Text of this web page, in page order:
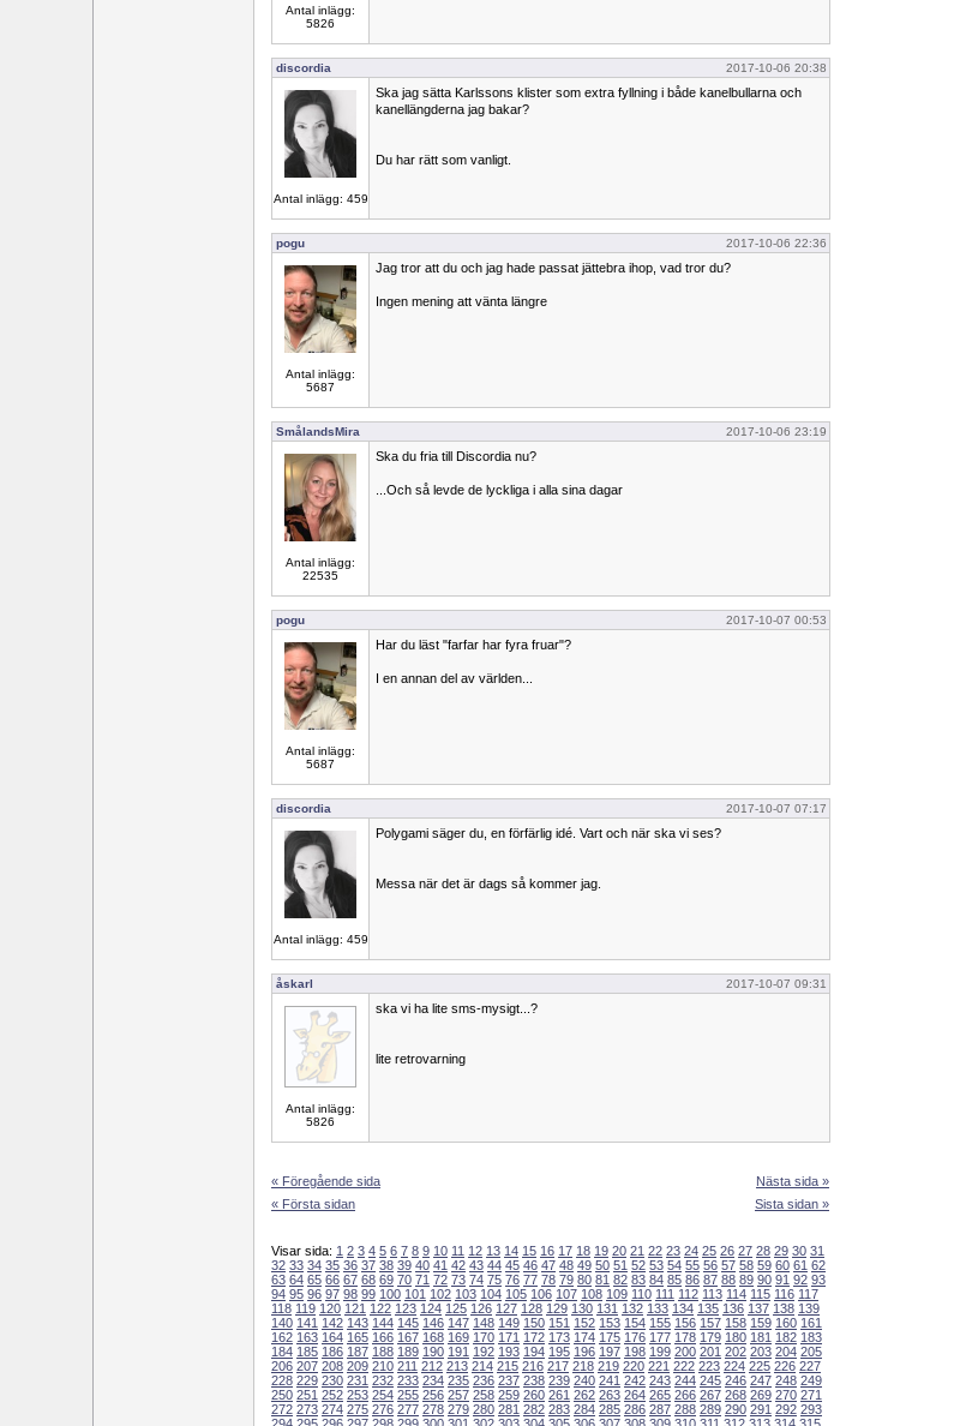
Antal inlägg:
5826
discordia 2017-10-06 20:38
Antal inlägg: 459
Ska jag sätta Karlssons klister som extra fyllning i både kanelbullarna och
kanellängderna jag bakar?
Du har rätt som vanligt.
pogu 2017-10-06 22:36
Antal inlägg:
5687
Jag tror att du och jag hade passat jättebra ihop, vad tror du?
Ingen mening att vänta längre
SmålandsMira 2017-10-06 23:19
Antal inlägg:
22535
Ska du fria till Discordia nu?
...Och så levde de lyckliga i alla sina dagar
pogu 2017-10-07 00:53
Antal inlägg:
5687
Har du läst "farfar har fyra fruar"?
I en annan del av världen...
discordia 2017-10-07 07:17
Antal inlägg: 459
Polygami säger du, en förfärlig idé. Vart och när ska vi ses?
Messa när det är dags så kommer jag.
åskarl 2017-10-07 09:31
Antal inlägg:
5826
ska vi ha lite sms-mysigt...?
lite retrovarning
« Föregående sida
« Första sidan
Nästa sida »
Sista sidan »
Visar sida: 1 2 3 4 5 6 7 8 9 10 11 12 13 14 15 16 17 18 19 20 21 22 23 24 25 26 27 28 29 30 31
32 33 34 35 36 37 38 39 40 41 42 43 44 45 46 47 48 49 50 51 52 53 54 55 56 57 58 59 60 61 62
63 64 65 66 67 68 69 70 71 72 73 74 75 76 77 78 79 80 81 82 83 84 85 86 87 88 89 90 91 92 93
94 95 96 97 98 99 100 101 102 103 104 105 106 107 108 109 110 111 112 113 114 115 116 117
118 119 120 121 122 123 124 125 126 127 128 129 130 131 132 133 134 135 136 137 138 139
140 141 142 143 144 145 146 147 148 149 150 151 152 153 154 155 156 157 158 159 160 161
162 163 164 165 166 167 168 169 170 171 172 173 174 175 176 177 178 179 180 181 182 183
184 185 186 187 188 189 190 191 192 193 194 195 196 197 198 199 200 201 202 203 204 205
206 207 208 209 210 211 212 213 214 215 216 217 218 219 220 221 222 223 224 225 226 227
228 229 230 231 232 233 234 235 236 237 238 239 240 241 242 243 244 245 246 247 248 249
250 251 252 253 254 255 256 257 258 259 260 261 262 263 264 265 266 267 268 269 270 271
272 273 274 275 276 277 278 279 280 281 282 283 284 285 286 287 288 289 290 291 292 293